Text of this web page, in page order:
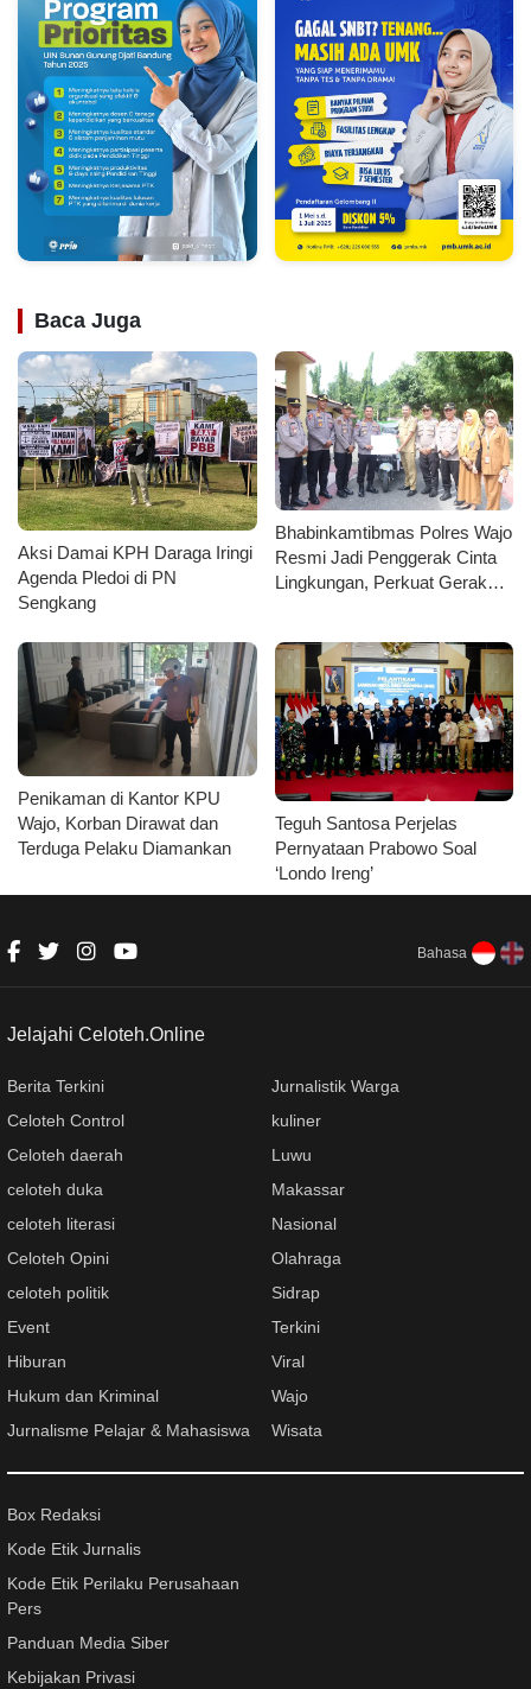
Baca Juga
Aksi Damai KPH Daraga Iringi
Agenda Pledoi di PN
Sengkang
Bhabinkamtibmas Polres Wajo
Resmi Jadi Penggerak Cinta
Lingkungan, Perkuat Gerakan
Penikaman di Kantor KPU
Wajo, Korban Dirawat dan
Terduga Pelaku Diamankan
Teguh Santosa Perjelas
Pernyataan Prabowo Soal
‘Londo Ireng’
Bahasa
Jelajahi Celoteh.Online
Berita Terkini
Celoteh Control
Celoteh daerah
celoteh duka
celoteh literasi
Celoteh Opini
celoteh politik
Event
Hiburan
Hukum dan Kriminal
Jurnalisme Pelajar & Mahasiswa
Jurnalistik Warga
kuliner
Luwu
Makassar
Nasional
Olahraga
Sidrap
Terkini
Viral
Wajo
Wisata
Box Redaksi
Kode Etik Jurnalis
Kode Etik Perilaku Perusahaan
Pers
Panduan Media Siber
Kebijakan Privasi